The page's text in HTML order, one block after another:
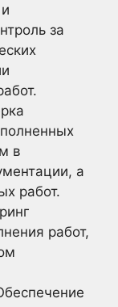
за
в
а
работ.
работ,